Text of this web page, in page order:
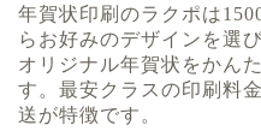
年賀状印刷のラクポは
らお好みのデザインを選
オリジナル年賀状をかん
す。最安クラスの印刷料
送が特徴です。